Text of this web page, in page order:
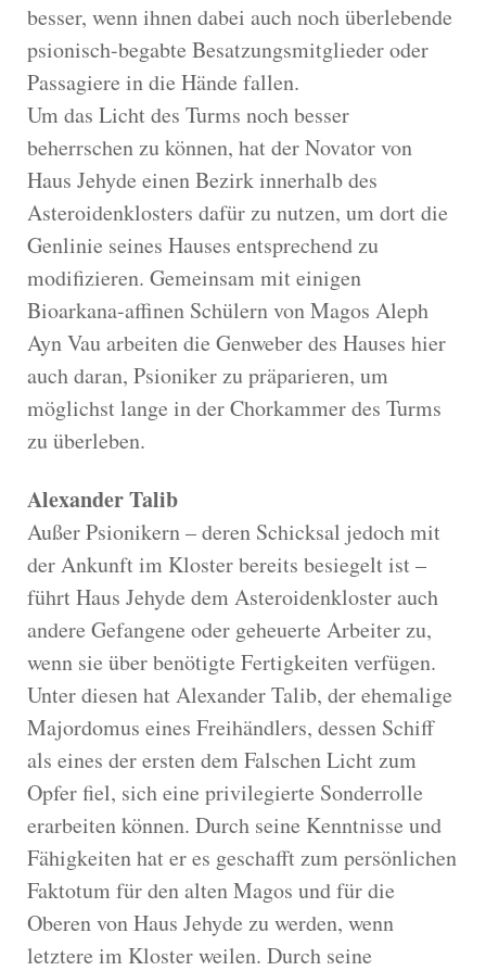
besser, wenn ihnen dabei auch noch überlebende
psionisch-begabte Besatzungsmitglieder oder
Passagiere in die Hände fallen.
Um das Licht des Turms noch besser
beherrschen zu können, hat der Novator von
Haus Jehyde einen Bezirk innerhalb des
Asteroidenklosters dafür zu nutzen, um dort die
Genlinie seines Hauses entsprechend zu
modifizieren. Gemeinsam mit einigen
Bioarkana-affinen Schülern von Magos Aleph
Ayn Vau arbeiten die Genweber des Hauses hier
auch daran, Psioniker zu präparieren, um
möglichst lange in der Chorkammer des Turms
zu überleben.
Alexander Talib
Außer Psionikern – deren Schicksal jedoch mit
der Ankunft im Kloster bereits besiegelt ist –
führt Haus Jehyde dem Asteroidenkloster auch
andere Gefangene oder geheuerte Arbeiter zu,
wenn sie über benötigte Fertigkeiten verfügen.
Unter diesen hat Alexander Talib, der ehemalige
Majordomus eines Freihändlers, dessen Schiff
als eines der ersten dem Falschen Licht zum
Opfer fiel, sich eine privilegierte Sonderrolle
erarbeiten können. Durch seine Kenntnisse und
Fähigkeiten hat er es geschafft zum persönlichen
Faktotum für den alten Magos und für die
Oberen von Haus Jehyde zu werden, wenn
letztere im Kloster weilen. Durch seine